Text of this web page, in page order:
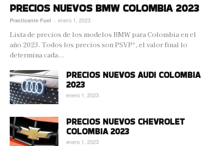
PRECIOS NUEVOS BMW COLOMBIA 2023
Practicante Fuel - enero 1, 2023
Lista de precios de los modelos BMW para Colombia en el
año 2023. Todos los precios son PSVP*, el valor final lo
determina cada...
PRECIOS NUEVOS AUDI COLOMBIA
2023
enero 1, 2023
PRECIOS NUEVOS CHEVROLET
COLOMBIA 2023
enero 1, 2023